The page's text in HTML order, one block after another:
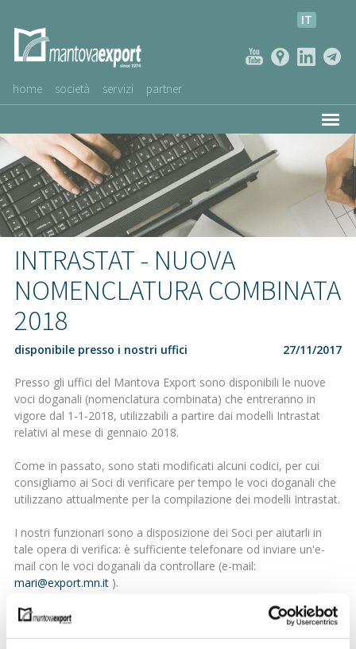
IT
home società servizi partner
AZIENDE CLIENTI
NEWS
VIDEO
SERVIZIO CLIENTI
INTRASTAT - NUOVA
NOMENCLATURA COMBINATA
2018
disponibile presso i nostri uffici 27/11/2017
Presso gli uffici del Mantova Export sono disponibili le nuove
voci doganali (nomenclatura combinata) che entreranno in
vigore dal 1-1-2018, utilizzabili a partire dai modelli Intrastat
relativi al mese di gennaio 2018.
Come in passato, sono stati modificati alcuni codici, per cui
consigliamo ai Soci di verificare per tempo le voci doganali che
utilizzano attualmente per la compilazione dei modelli Intrastat.
I nostri funzionari sono a disposizione dei Soci per aiutarli in
tale opera di verifica: è sufficiente telefonare od inviare un'e-
mail con le voci doganali da controllare (e-mail:
mari@export.mn.it ).
Per i Soci si tratta di un servizio gratuito per le prime 50 voci di